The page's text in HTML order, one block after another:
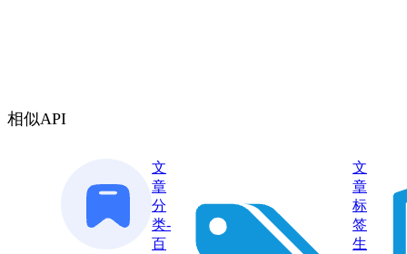
相似API
文
章
分
类-
百
文
章
标
签
生